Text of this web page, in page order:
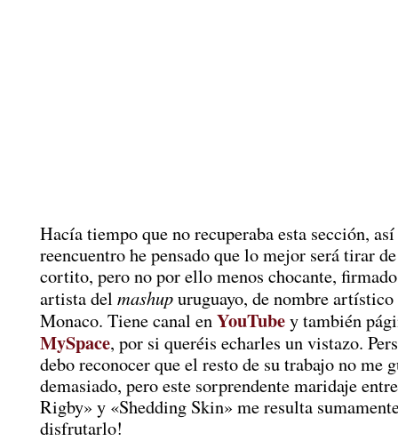
Hacía tiempo que no recuperaba esta sección,
reencuentro he pensado que lo mejor será tirar
cortito, pero no por ello menos chocante,
artista del mashupuruguayo, de nombre
Monaco. Tiene canal enYouTubey también
MySpace, por si queréis echarles un vistazo.
debo reconocer que el resto de su trabajo no me
demasiado, pero este sorprendente maridaje
Rigby» y «Shedding Skin» me resulta
disfrutarlo!